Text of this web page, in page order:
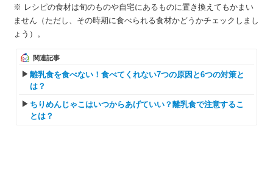
※ レシピの食材は旬のものや自宅にあるものに置き換えてもかまい
ません（ただし、その時期に食べられる食材かどうかチェックしまし
ょう）。
関連記事
離乳食を食べない！食べてくれない7つの原因と6つの対策と
は？
ちりめんじゃこはいつからあげていい？離乳食で注意するこ
とは？